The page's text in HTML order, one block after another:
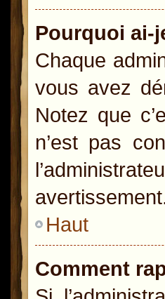
Pourquoi ai-
Chaque
vous avez
Notez que
n’est pas
Haut
Comment